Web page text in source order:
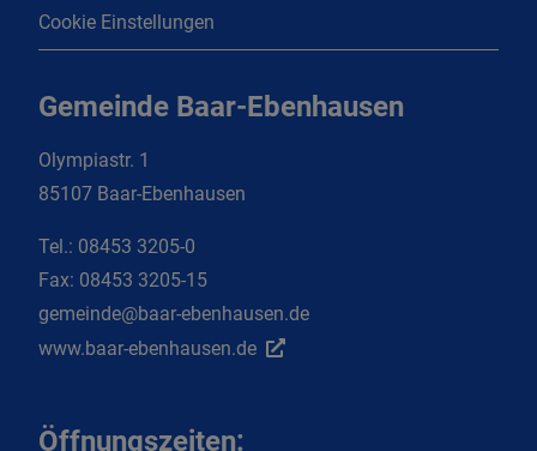
Cookie Einstellungen
Gemeinde Baar-Ebenhausen
Olympiastr. 1
85107 Baar-Ebenhausen
Tel.: 08453 3205-0
Fax: 08453 3205-15
gemeinde@baar-ebenhausen.de
www.baar-ebenhausen.de
Öffnungszeiten: